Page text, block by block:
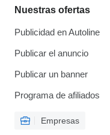
Nuestras ofertas
Publicidad en Autoline
Publicar el anuncio
Publicar un banner
Programa de afiliados
Empresas